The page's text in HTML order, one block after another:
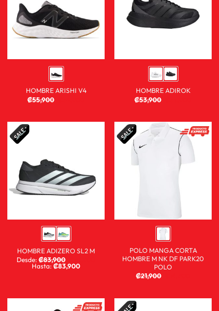
HOMBRE ARISHI V4
₡55,900
HOMBRE ADIROK
₡53,900
HOMBRE ADIZERO SL2 M
Desde: ₡83,900
Hasta:₡83,900
POLO MANGA CORTA
HOMBRE M NK DF PARK20
POLO
₡21,900